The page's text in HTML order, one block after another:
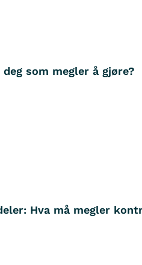
som megler å gjøre?
Hva må megler